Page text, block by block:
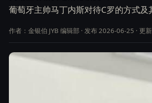
葡萄牙主帅马丁内斯对待C罗的方式及
作者：金银伯 JYB 编辑部 · 发布 2026-06-25 · 更